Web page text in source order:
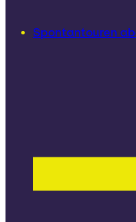
Spontantouren